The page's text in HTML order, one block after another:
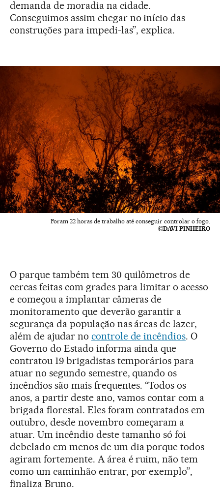
demanda de moradia na cidade.
Conseguimos assim chegar no início das
construções para impedi-las”, explica.
Foram 22 horas de trabalho até conseguir controlar o fogo.
©DAVI PINHEIRO
O parque também tem 30 quilômetros de
cercas feitas com grades para limitar o acesso
e começou a implantar câmeras de
monitoramento que deverão garantir a
segurança da população nas áreas de lazer,
além de ajudar no controle de incêndios. O
Governo do Estado informa ainda que
contratou 19 brigadistas temporários para
atuar no segundo semestre, quando os
incêndios são mais frequentes. “Todos os
anos, a partir deste ano, vamos contar com a
brigada florestal. Eles foram contratados em
outubro, desde novembro começaram a
atuar. Um incêndio deste tamanho só foi
debelado em menos de um dia porque todos
agiram fortemente. A área é ruim, não tem
como um caminhão entrar, por exemplo”,
finaliza Bruno.